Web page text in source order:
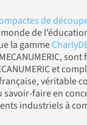
de
de
la gamme
et
véritable
faire en
industriels à